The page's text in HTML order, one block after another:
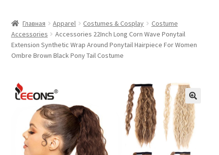
Главная
Контакты
Дом и сад
меню
Одежда
Главная Apparel Costumes & Cosplay
Costume
Accessories
Accessories 22Inch Long Corn Wave Ponytail
Extension Synthetic Wrap Around Ponytail Hairpiece For Women
Ombre Brown Black Pony Tail Costume